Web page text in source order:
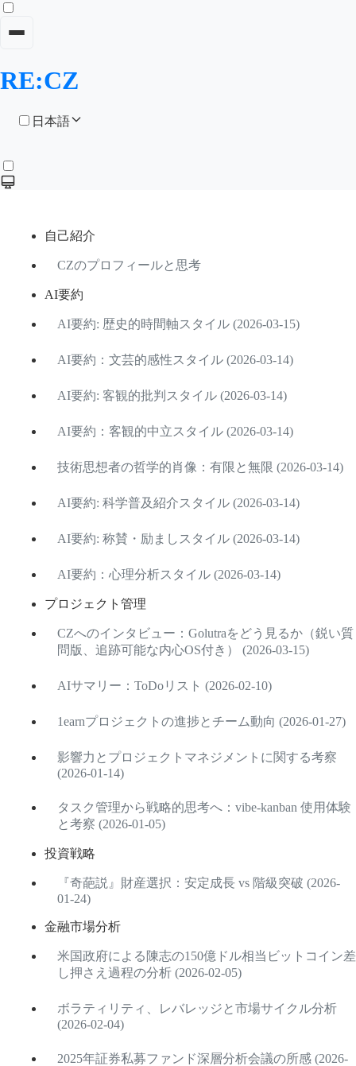
RE:CZ
日本語
自己紹介
CZのプロフィールと思考
AI要約
AI要約: 歴史的時間軸スタイル (2026-03-15)
AI要約：文芸的感性スタイル (2026-03-14)
AI要約: 客観的批判スタイル (2026-03-14)
AI要約：客観的中立スタイル (2026-03-14)
技術思想者の哲学的肖像：有限と無限 (2026-03-14)
AI要約: 科学普及紹介スタイル (2026-03-14)
AI要約: 称賛・励ましスタイル (2026-03-14)
AI要約：心理分析スタイル (2026-03-14)
プロジェクト管理
CZへのインタビュー：Golutraをどう見るか（鋭い質
問版、追跡可能な内心OS付き） (2026-03-15)
AIサマリー：ToDoリスト (2026-02-10)
1earnプロジェクトの進捗とチーム動向 (2026-01-27)
影響力とプロジェクトマネジメントに関する考察
(2026-01-14)
タスク管理から戦略的思考へ：vibe-kanban 使用体験
と考察 (2026-01-05)
投資戦略
『奇葩説』財産選択：安定成長 vs 階級突破 (2026-
01-24)
金融市場分析
米国政府による陳志の150億ドル相当ビットコイン差
し押さえ過程の分析 (2026-02-05)
ボラティリティ、レバレッジと市場サイクル分析
(2026-02-04)
2025年証券私募ファンド深層分析会議の所感 (2026-